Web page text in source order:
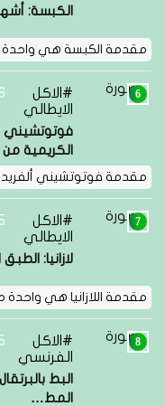
الكبسة:
مقدمة الكبسة هي
الاكل
الايطالي
06
فوتوتشيني
الكريمية
مقدمة فوتوتشيني
الاكل
الايطالي
05
لازانيا:
مقدمة اللازانيا هي
الاكل
الفرنسي
05
المط…